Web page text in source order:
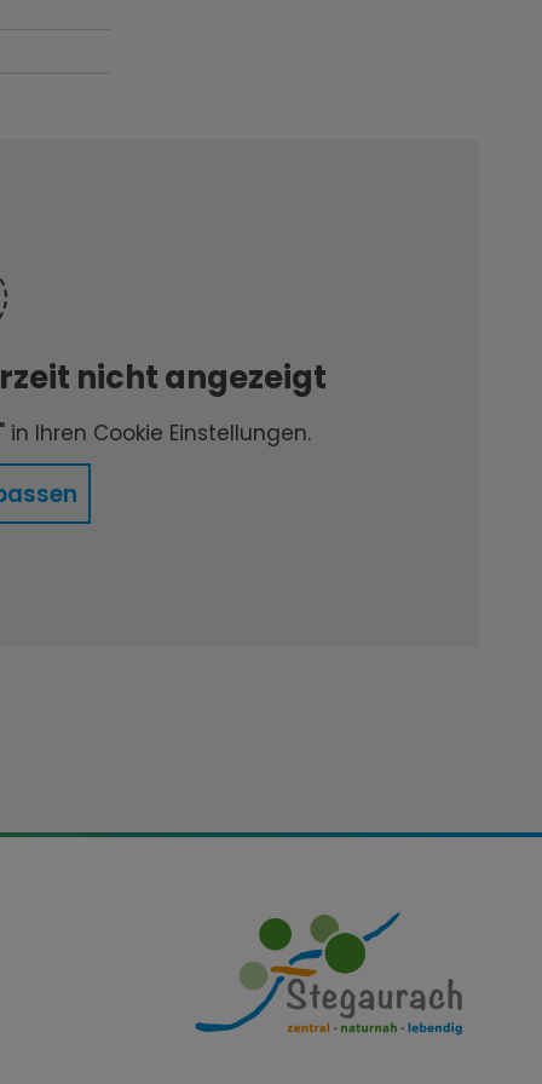
nicht angezeigt
Ihren Cookie Einstellungen.